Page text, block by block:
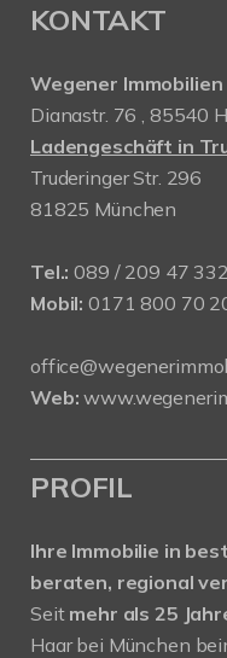
KONTAKT
Wegener Immobilien
Dianastr. 76 , 85540
Ladengeschäft in
Truderinger Str. 296
81825 München
Tel.: 089 / 209 47 332
Mobil: 0171 800 70
Web:
PROFIL
Ihre Immobilie in
beraten, regional
Seit mehr als 25
Haar bei München